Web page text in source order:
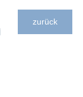
zurück